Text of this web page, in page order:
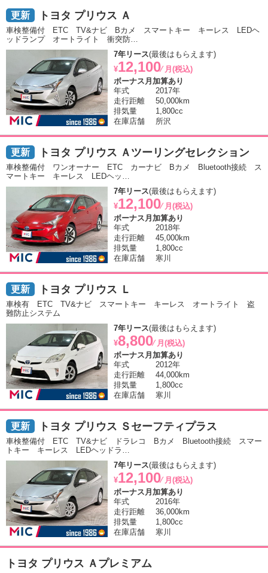
トヨタ プリウス Ａ
車検整備付 ETC TV&ナビ Bカメ スマートキー キーレス LEDヘ
ッドランプ オートライト 衝突防…
7年リース(最後はもらえます)
¥12,100⁄ 月(税込)
ボーナス月加算あり
年式
2017年
走行距離
50,000km
排気量
1,800cc
在庫店舗
所沢
トヨタ プリウス Ａツーリングセレクション
車検整備付 ワンオーナー ETC カーナビ Bカメ Bluetooth接続 ス
マートキー キーレス LEDヘッ…
7年リース(最後はもらえます)
¥12,100⁄ 月(税込)
ボーナス月加算あり
年式
2018年
走行距離
45,000km
排気量
1,800cc
在庫店舗
寒川
トヨタ プリウス Ｌ
車検有 ETC TV&ナビ スマートキー キーレス オートライト 盗
難防止システム
7年リース(最後はもらえます)
¥8,800⁄ 月(税込)
ボーナス月加算あり
年式
2012年
走行距離
44,000km
排気量
1,800cc
在庫店舗
寒川
トヨタ プリウス Ｓセーフティプラス
車検整備付 ETC TV&ナビ ドラレコ Bカメ Bluetooth接続 スマー
トキー キーレス LEDヘッドラ…
7年リース(最後はもらえます)
¥12,100⁄ 月(税込)
ボーナス月加算あり
年式
2016年
走行距離
36,000km
排気量
1,800cc
在庫店舗
寒川
トヨタ プリウス Ａプレミアム